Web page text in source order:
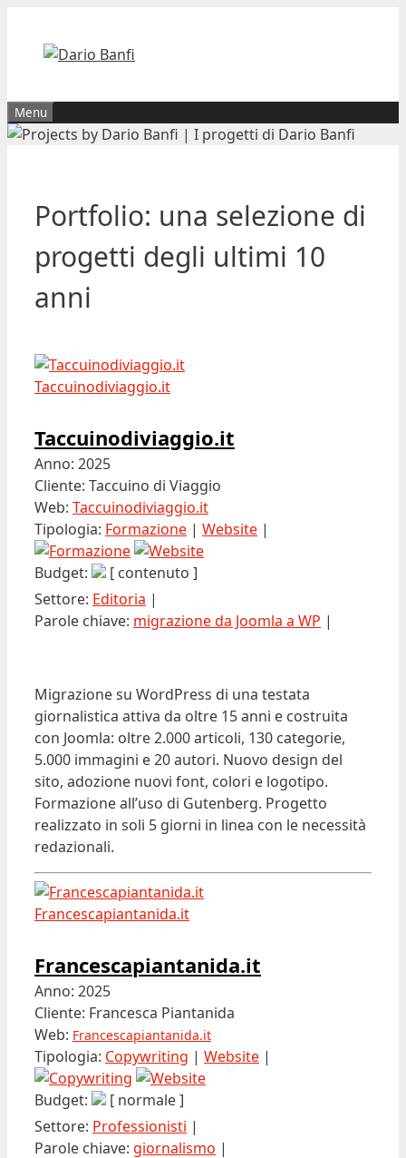
contenuto
Menu
Portfolio: una selezione di
progetti degli ultimi 10
anni
Taccuinodiviaggio.it
Taccuinodiviaggio.it
Anno: 2025
Cliente: Taccuino di Viaggio
Web: Taccuinodiviaggio.it
Tipologia: Formazione | Website |
Budget:
[ contenuto ]
Settore: Editoria |
Parole chiave: migrazione da Joomla a WP |
Migrazione su WordPress di una testata
giornalistica attiva da oltre 15 anni e costruita
con Joomla: oltre 2.000 articoli, 130 categorie,
5.000 immagini e 20 autori. Nuovo design del
sito, adozione nuovi font, colori e logotipo.
Formazione all’uso di Gutenberg. Progetto
realizzato in soli 5 giorni in linea con le necessità
redazionali.
Francescapiantanida.it
Francescapiantanida.it
Anno: 2025
Cliente: Francesca Piantanida
Web: Francescapiantanida.it
Tipologia: Copywriting | Website |
Budget:
[ normale ]
Settore: Professionisti |
Parole chiave: giornalismo |